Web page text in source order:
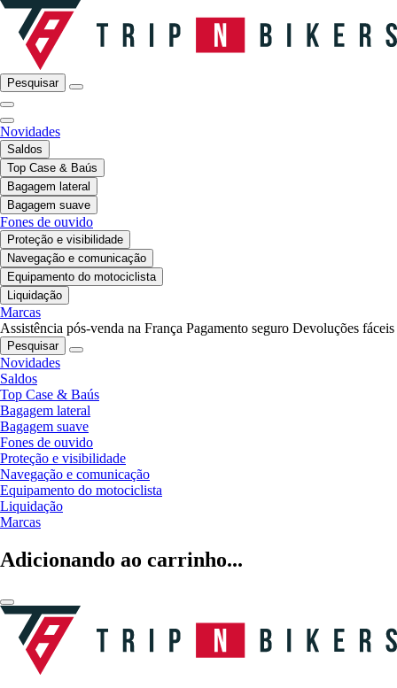
Pesquisar
Novidades
Saldos
Top Case & Baús
Bagagem lateral
Bagagem suave
Fones de ouvido
Proteção e visibilidade
Navegação e comunicação
Equipamento do motociclista
Liquidação
Marcas
Assistência pós-venda na França Pagamento seguro Devoluções fáceis
Pesquisar
Novidades
Saldos
Top Case & Baús
Bagagem lateral
Bagagem suave
Fones de ouvido
Proteção e visibilidade
Navegação e comunicação
Equipamento do motociclista
Liquidação
Marcas
Adicionando ao carrinho...